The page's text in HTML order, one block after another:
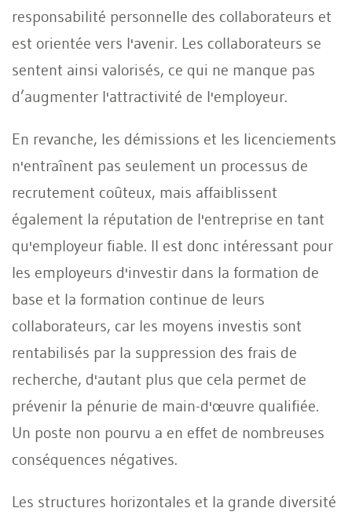
responsabilité personnelle des collaborateurs et
est orientée vers l'avenir. Les collaborateurs se
sentent ainsi valorisés, ce qui ne manque pas
d’augmenter l'attractivité de l'employeur.
En revanche, les démissions et les licenciements
n'entraînent pas seulement un processus de
recrutement coûteux, mais affaiblissent
également la réputation de l'entreprise en tant
qu'employeur fiable. Il est donc intéressant pour
les employeurs d'investir dans la formation de
base et la formation continue de leurs
collaborateurs, car les moyens investis sont
rentabilisés par la suppression des frais de
recherche, d'autant plus que cela permet de
prévenir la pénurie de main-d'œuvre qualifiée.
Un poste non pourvu a en effet de nombreuses
conséquences négatives.
Les structures horizontales et la grande diversité